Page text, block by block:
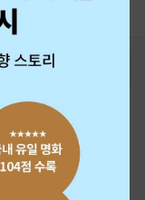
주문/배송
중고샵 1566-4295
보호정책